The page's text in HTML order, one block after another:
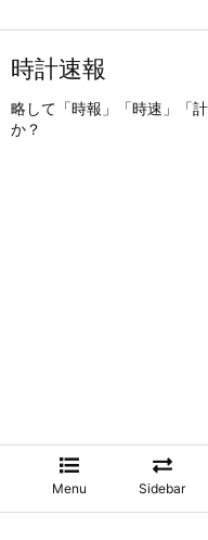
時計速報
略して「時報」「時速」「
か？
Menu Sidebar